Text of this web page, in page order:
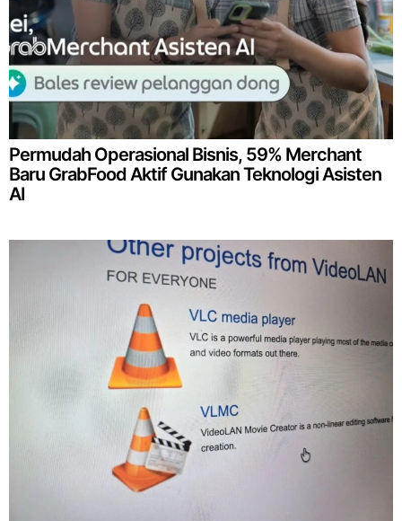
Permudah Operasional Bisnis, 59% Merchant
Baru GrabFood Aktif Gunakan Teknologi Asisten
AI